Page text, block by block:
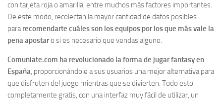
con tarjeta roja o amarilla, entre muchos más factores importantes.
De este modo, recolectan la mayor cantidad de datos posibles
pararecomendarte cuáles son los equipos por los que más vale la
pena apostaro si es necesario que vendas alguno.
Comuniate.com ha revolucionado la forma de jugar fantasy en
España, proporcionándole a sus usuarios una mejor alternativa para
que disfruten del juego mientras que se divierten. Todo esto
completamente gratis, con una interfaz muy fácil de utilizar, un